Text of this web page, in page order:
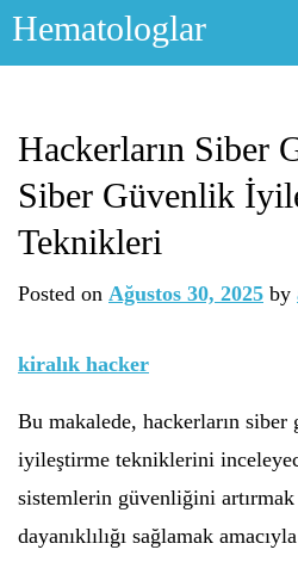
Skip
Hematologlar
Hackerların Siber
Siber Güvenlik
Teknikleri
Posted on Ağustos 30, 2025 by
kiralık hacker
Bu makalede, hackerların siber
iyileştirme tekniklerini
sistemlerin güvenliğini artırmak
dayanıklılığı sağlamak